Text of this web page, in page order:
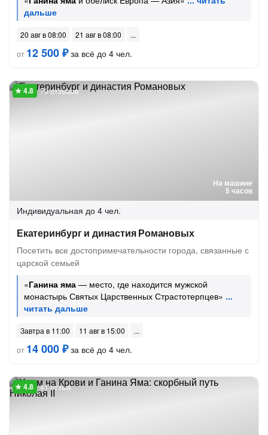
20 авг в 08:00
21 авг в 08:00
от 12 500 ₽за всё до 4 чел.
На машине
5 часов
79 отзывов
Индивидуальная до 4 чел.
Екатеринбург и династия Романовых
Посетить все достопримечательности города, связанные с
царской семьей
«Ганина яма — место, где находится мужской
монастырь Святых Царственных Страстотерпцев»
Завтра в 11:00
11 авг в 15:00
от 14 000 ₽за всё до 4 чел.
41 отзыв